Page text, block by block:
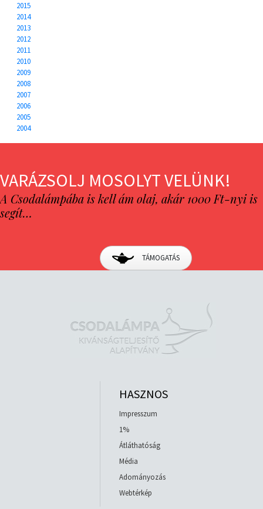
2015
2014
2013
2012
2011
2010
2009
2008
2007
2006
2005
2004
VARÁZSOLJ MOSOLYT VELÜNK!
A Csodalámpába is kell ám olaj, akár 1000 Ft-nyi is
segít…
TÁMOGATÁS
HASZNOS
Impresszum
1%
Átláthatóság
Média
Adományozás
Webtérkép